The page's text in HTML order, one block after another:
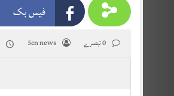
فیس بک
5cn news